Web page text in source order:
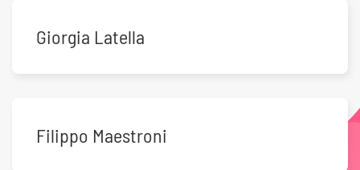
Giorgia Latella
Filippo Maestroni